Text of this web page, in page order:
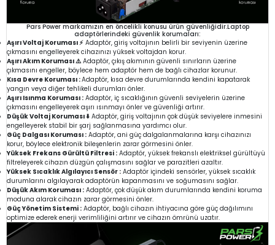
Pars Power markamızın en öncelikli konusu ürün güvenliğidir.Laptop
adaptörlerindeki güvenlik korumaları:
Aşırı Voltaj Koruması ⚡ Adaptör, giriş voltajının belirli bir seviyenin üzerine
çıkmasını engelleyerek cihazınızı yüksek voltajdan korur.
Aşırı Akım Koruması ⚠️Adaptör, çıkış akımının güvenli sınırların üzerine
çıkmasını engeller, böylece hem adaptör hem de bağlı cihazlar korunur.
Kısa Devre Koruması :Adaptör, kısa devre durumlarında kendini kapatarak
yangın veya diğer tehlikeli durumları önler.
Aşırı Isınma Koruması : Adaptör, iç sıcaklığının güvenli seviyelerin üzerine
çıkmasını engelleyerek aşırı ısınmayı önler ve güvenliği artırır.
Düşük Voltaj Koruması ⬇️ Adaptör, giriş voltajının çok düşük seviyelere inmesini
engelleyerek stabil bir şarj sağlanmasına yardımcı olur.
Güç Dalgası Koruması : Adaptör, ani güç dalgalanmalarına karşı cihazınızı
korur, böylece elektronik bileşenlerin zarar görmesini önler.
Yüksek Frekans Gürültü Filtresi : Adaptör, yüksek frekanslı elektriksel gürültüyü
filtreleyerek cihazın düzgün çalışmasını sağlar ve parazitleri azaltır.
Yüksek Sıcaklık Algılayıcı Sensör : Adaptör içindeki sensörler, yüksek sıcaklık
durumlarını algılayarak adaptörün kapanmasını ve soğumasını sağlar.
Düşük Akım Koruması : Adaptör, çok düşük akım durumlarında kendini koruma
moduna alarak cihazın zarar görmesini önler.
Güç Yönetim Sistemi : Adaptör, bağlı cihazın ihtiyacına göre güç dağılımını
optimize ederek enerji verimliliğini artırır ve cihazın ömrünü uzatır.